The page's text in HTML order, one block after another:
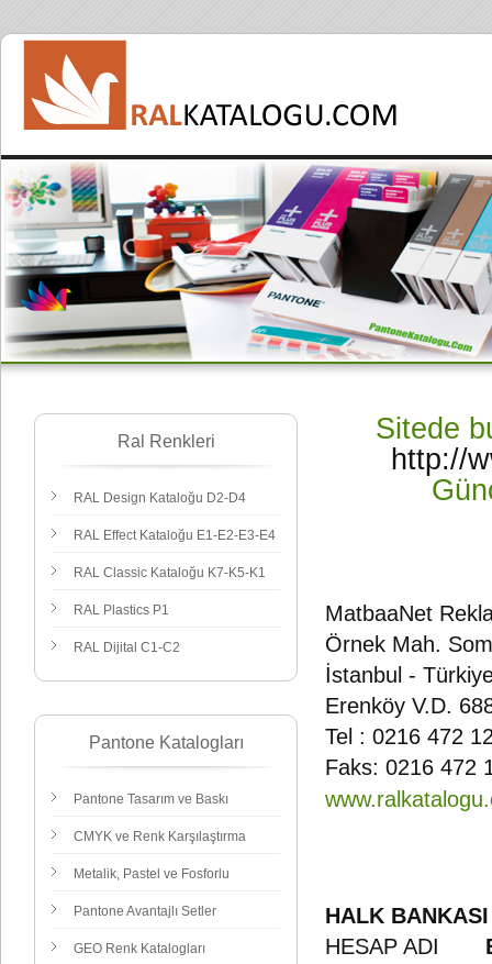
Ral Renkleri
RAL Design Kataloğu D2-D4
RAL Effect Kataloğu E1-E2-E3-E4
RAL Classic Kataloğu K7-K5-K1
RAL Plastics P1
RAL Dijital C1-C2
Pantone Katalogları
Pantone Tasarım ve Baskı
CMYK ve Renk Karşılaştırma
Metalik, Pastel ve Fosforlu
Pantone Avantajlı Setler
GEO Renk Katalogları
Sitede
http://
MatbaaNet
Örnek Mah.
İstanbul -
Erenköy V.D.
Tel : 0216 472
Faks: 0216 472
HALK BANKASI
HESAP ADI